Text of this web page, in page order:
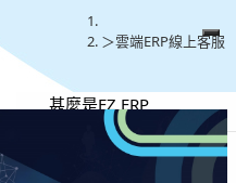
甚麼是EZ ERP
優勢特色
雲端優勢
雲端ERP線上客服